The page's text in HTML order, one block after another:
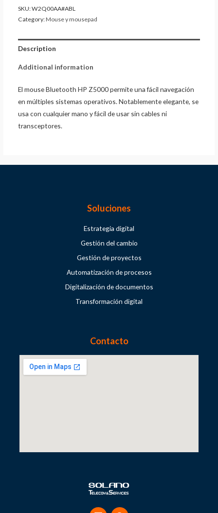
SKU:W2Q00AA#ABL
Category:Mouse y mousepad
Description
Additional information
El mouse Bluetooth HP Z5000 permite una fácil navegación
en múltiples sistemas operativos. Notablemente elegante, se
usa con cualquier mano y fácil de usar sin cables ni
transceptores.
Soluciones
Estrategia digital
Gestión del cambio
Gestión de proyectos
Automatización de procesos
Digitalización de documentos
Transformación digital
Contacto